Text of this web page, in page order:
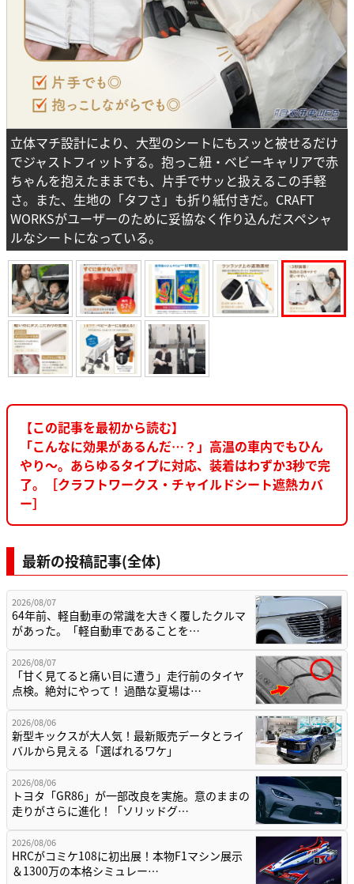
立体マチ設計により、大型のシートにもスッと被せるだけ
でジャストフィットする。抱っこ紐・ベビーキャリアで赤
ちゃんを抱えたままでも、片手でサッと扱えるこの手軽
さ。また、生地の「タフさ」も折り紙付きだ。CRAFT
WORKSがユーザーのために妥協なく作り込んだスペシャ
ルなシートになっている。
【この記事を最初から読む】
「こんなに効果があるんだ…？」高温の車内でもひん
やり〜。あらゆるタイプに対応、装着はわずか3秒で完
了。［クラフトワークス・チャイルドシート遮熱カバ
ー］
最新の投稿記事(全体)
2026/08/07
64年前、軽自動車の常識を大きく覆したクルマ
があった。「軽自動車であることを…
2026/08/07
「甘く見てると痛い目に遭う」走行前のタイヤ
点検。絶対にやって！ 過酷な夏場は…
2026/08/06
新型キックスが大人気！最新販売データとライ
バルから見える「選ばれるワケ」
2026/08/06
トヨタ「GR86」が一部改良を実施。意のままの
走りがさらに進化！「ソリッドグ…
2026/08/06
HRCがコミケ108に初出展！本物F1マシン展示
＆1300万の本格シミュレー…